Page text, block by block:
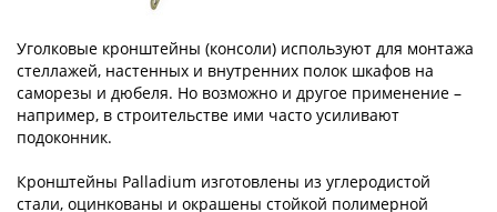
Уголковые кронштейны (консоли) используют для монтажа
стеллажей, настенных и внутренних полок шкафов на
саморезы и дюбеля. Но возможно и другое применение –
например, в строительстве ими часто усиливают
подоконник.
Кронштейны Palladium изготовлены из углеродистой
стали, оцинкованы и окрашены стойкой полимерной